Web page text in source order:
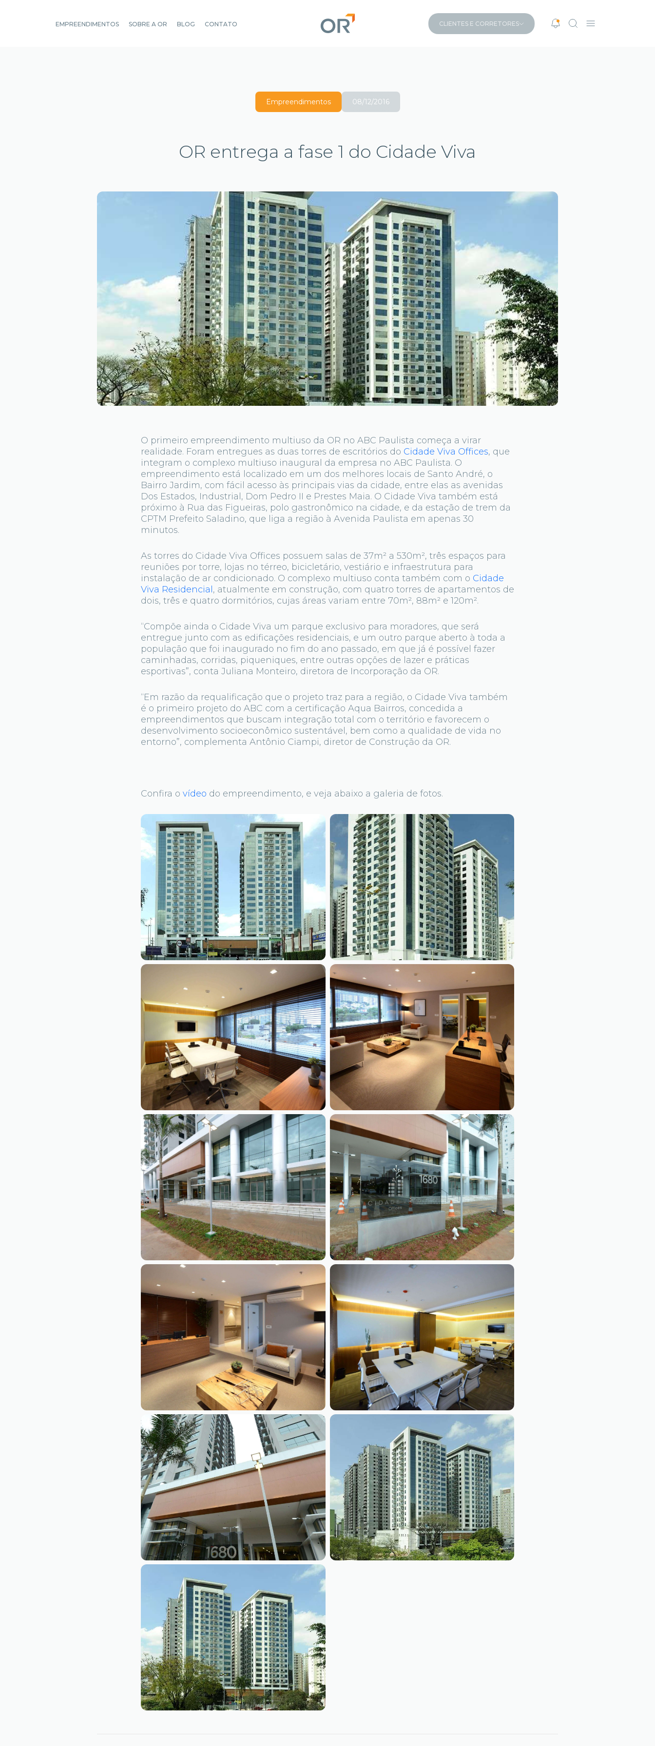
EMPREENDIMENTOS SOBRE A OR BLOG CONTATO CLIENTES E CORRETORES
Empreendimentos 08/12/2016
OR entrega a fase 1 do Cidade Viva
O primeiro empreendimento multiuso da OR no ABC Paulista começa a virar
realidade. Foram entregues as duas torres de escritórios do Cidade Viva Offices, que
integram o complexo multiuso inaugural da empresa no ABC Paulista. O
empreendimento está localizado em um dos melhores locais de Santo André, o
Bairro Jardim, com fácil acesso às principais vias da cidade, entre elas as avenidas
Dos Estados, Industrial, Dom Pedro II e Prestes Maia. O Cidade Viva também está
próximo à Rua das Figueiras, polo gastronômico na cidade, e da estação de trem da
CPTM Prefeito Saladino, que liga a região à Avenida Paulista em apenas 30
minutos.
As torres do Cidade Viva Offices possuem salas de 37m² a 530m², três espaços para
reuniões por torre, lojas no térreo, bicicletário, vestiário e infraestrutura para
instalação de ar condicionado. O complexo multiuso conta também com o Cidade
Viva Residencial , atualmente em construção, com quatro torres de apartamentos de
dois, três e quatro dormitórios, cujas áreas variam entre 70m², 88m² e 120m².
“Compõe ainda o Cidade Viva um parque exclusivo para moradores, que será
entregue junto com as edificações residenciais, e um outro parque aberto à toda a
população que foi inaugurado no fim do ano passado, em que já é possível fazer
caminhadas, corridas, piqueniques, entre outras opções de lazer e práticas
esportivas”, conta Juliana Monteiro, diretora de Incorporação da OR.
“Em razão da requalificação que o projeto traz para a região, o Cidade Viva também
é o primeiro projeto do ABC com a certificação Aqua Bairros, concedida a
empreendimentos que buscam integração total com o território e favorecem o
desenvolvimento socioeconômico sustentável, bem como a qualidade de vida no
entorno”, complementa Antônio Ciampi, diretor de Construção da OR.
Confira o vídeo do empreendimento, e veja abaixo a galeria de fotos.